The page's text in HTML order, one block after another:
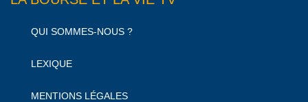
QUI SOMMES-NOUS ?
LEXIQUE
MENTIONS LÉGALES